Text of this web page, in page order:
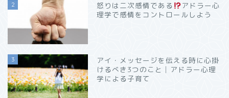
2 怒りは二次感情である
アドラー心
理学で感情をコントロールしよう
3
アイ・メッセージを伝える時に心掛
けるべき3つのこと│アドラー心理
学による子育て